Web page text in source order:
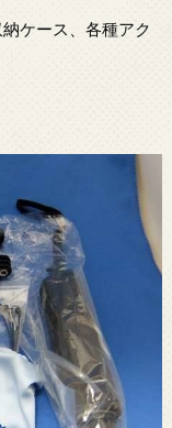
ケース、各種アク